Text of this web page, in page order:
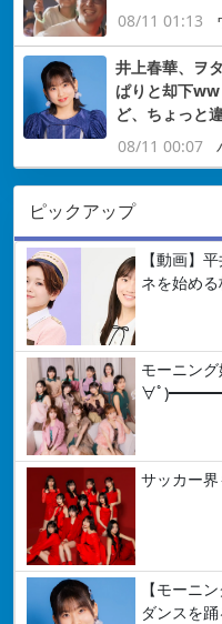
08/11 01:13
井上春華、ヲ
ぱりと却下
ど、ちょっと
08/11 00:07
ピックアップ
【動画】
ネを始める
モーニン
∀ﾟ)━━━━!!
サッカー
【モーニ
ダンスを